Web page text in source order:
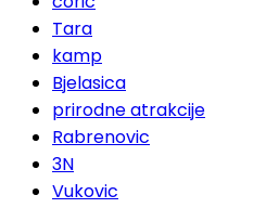
Tara
kamp
Bjelasica
prirodne atrakcije
Rabrenovic
3N
Vukovic